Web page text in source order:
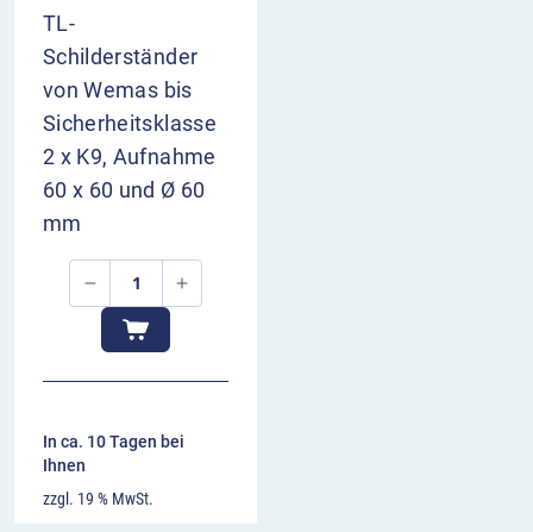
TL-
Schilderständer
von Wemas bis
Sicherheitsklasse
2 x K9, Aufnahme
60 x 60 und Ø 60
mm
In ca. 10 Tagen bei
Ihnen
zzgl. 19 % MwSt.